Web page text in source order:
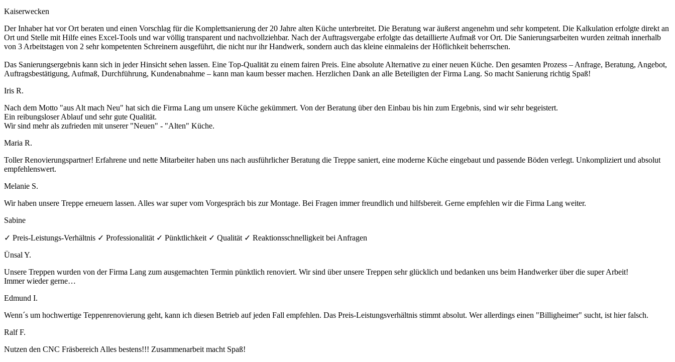
Kaiserwecken
Der Inhaber hat vor Ort beraten und einen Vorschlag für die Komplettsanierung der 20 Jahre alten Küche unterbreitet. Die Beratung war äußerst angenehm und sehr kompetent. Die Kalkulation erfolgte direkt an
Ort und Stelle mit Hilfe eines Excel-Tools und war völlig transparent und nachvollziehbar. Nach der Auftragsvergabe erfolgte das detaillierte Aufmaß vor Ort. Die Sanierungsarbeiten wurden zeitnah innerhalb
von 3 Arbeitstagen von 2 sehr kompetenten Schreinern ausgeführt, die nicht nur ihr Handwerk, sondern auch das kleine einmaleins der Höflichkeit beherrschen.
Das Sanierungsergebnis kann sich in jeder Hinsicht sehen lassen. Eine Top-Qualität zu einem fairen Preis. Eine absolute Alternative zu einer neuen Küche. Den gesamten Prozess – Anfrage, Beratung, Angebot,
Auftragsbestätigung, Aufmaß, Durchführung, Kundenabnahme – kann man kaum besser machen. Herzlichen Dank an alle Beteiligten der Firma Lang. So macht Sanierung richtig Spaß!
Iris R.
Nach dem Motto "aus Alt mach Neu" hat sich die Firma Lang um unsere Küche gekümmert. Von der Beratung über den Einbau bis hin zum Ergebnis, sind wir sehr begeistert.
Ein reibungsloser Ablauf und sehr gute Qualität.
Wir sind mehr als zufrieden mit unserer "Neuen" - "Alten" Küche.
Maria R.
Toller Renovierungspartner! Erfahrene und nette Mitarbeiter haben uns nach ausführlicher Beratung die Treppe saniert, eine moderne Küche eingebaut und passende Böden verlegt. Unkompliziert und absolut
empfehlenswert.
Melanie S.
Wir haben unsere Treppe erneuern lassen. Alles war super vom Vorgespräch bis zur Montage. Bei Fragen immer freundlich und hilfsbereit. Gerne empfehlen wir die Firma Lang weiter.
Sabine
✓ Preis-Leistungs-Verhältnis ✓ Professionalität ✓ Pünktlichkeit ✓ Qualität ✓ Reaktionsschnelligkeit bei Anfragen
Ünsal Y.
Unsere Treppen wurden von der Firma Lang zum ausgemachten Termin pünktlich renoviert. Wir sind über unsere Treppen sehr glücklich und bedanken uns beim Handwerker über die super Arbeit!
Immer wieder gerne…
Edmund I.
Wenn´s um hochwertige Teppenrenovierung geht, kann ich diesen Betrieb auf jeden Fall empfehlen. Das Preis-Leistungsverhältnis stimmt absolut. Wer allerdings einen "Billigheimer" sucht, ist hier falsch.
Ralf F.
Nutzen den CNC Fräsbereich Alles bestens!!! Zusammenarbeit macht Spaß!